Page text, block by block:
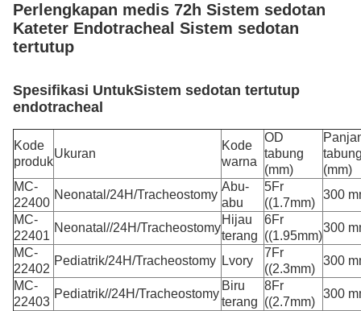
Perlengkapan medis 72h Sistem sedotan
Kateter Endotracheal Sistem sedotan
tertutup
Spesifikasi UntukSistem sedotan tertutup
endotracheal
Kode
produk
Ukuran
Kode
warna
OD
tabung
(mm)
(mm)
MC-
22400
Neonatal/24H/Tracheostomy
Abu-
abu
5Fr
((1.7mm)
300
MC-
22401
Neonatal//24H/Tracheostomy
Hijau
terang
6Fr
((1.95mm)
300
MC-
22402
Pediatrik/24H/Tracheostomy Lvory
7Fr
((2.3mm)
300
MC-
22403
Pediatrik//24H/Tracheostomy
Biru
terang
8Fr
((2.7mm)
300